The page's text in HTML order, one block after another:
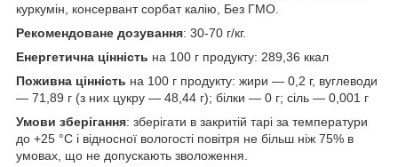
куркумін, консервант сорбат калію, Без ГМО.
Рекомендоване дозування: 30-70 г/кг.
Енергетична цінність на 100 г продукту: 289,36 ккал
Поживна цінність на 100 г продукту: жири — 0,2 г, вуглеводи
— 71,89 г (з них цукру — 48,44 г); білки — 0 г; сіль — 0,001 г
Умови зберігання: зберігати в закритій тарі за температури
до +25 °C і відносної вологості повітря не більш ніж 75% в
умовах, що не допускають зволоження.